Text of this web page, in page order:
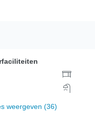
weergeven (36)